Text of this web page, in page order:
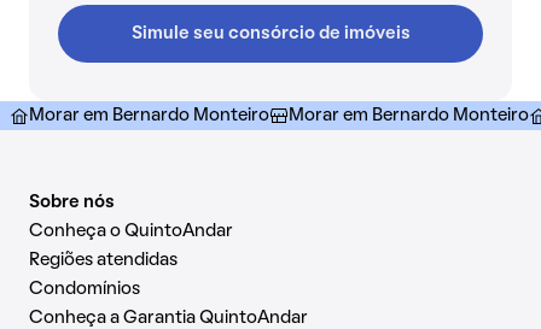
Simule seu consórcio de imóveis
Morar em Bernardo Monteiro Morar em Bernardo Monteiro
Sobre nós
Conheça o QuintoAndar
Regiões atendidas
Condomínios
Conheça a Garantia QuintoAndar